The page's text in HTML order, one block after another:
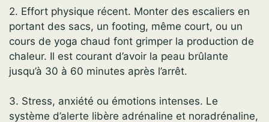
2. Effort physique récent. Monter des escaliers en
portant des sacs, un footing, même court, ou un
cours de yoga chaud font grimper la production de
chaleur. Il est courant d’avoir la peau brûlante
jusqu’à 30 à 60 minutes après l’arrêt.
3. Stress, anxiété ou émotions intenses. Le
système d’alerte libère adrénaline et noradrénaline,